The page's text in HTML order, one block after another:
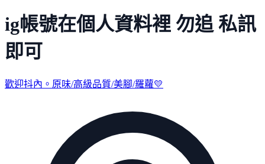
ig帳號在個人資料裡 勿追 私訊
即可
歡迎抖內。原味/高級品質/美腳/羅蘿💛